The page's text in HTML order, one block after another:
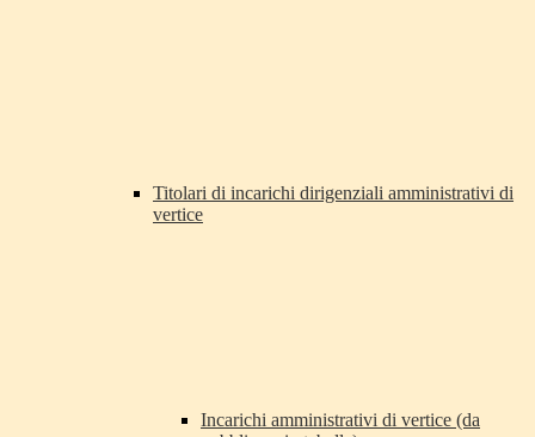
Titolari di incarichi dirigenziali amministrativi di
vertice
Incarichi amministrativi di vertice (da